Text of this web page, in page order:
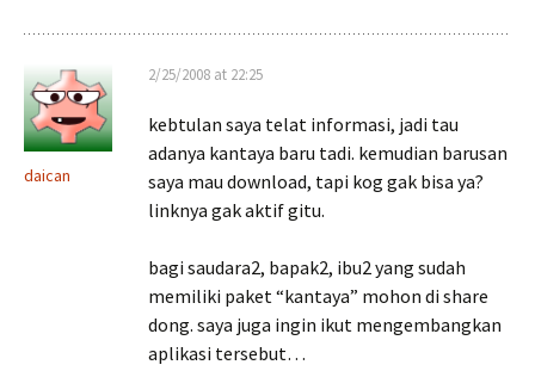
daican
2/25/2008 at 22:25
kebtulan saya telat informasi, jadi tau
adanya kantaya baru tadi. kemudian barusan
saya mau download, tapi kog gak bisa ya?
linknya gak aktif gitu.
bagi saudara2, bapak2, ibu2 yang sudah
memiliki paket “kantaya” mohon di share
dong. saya juga ingin ikut mengembangkan
aplikasi tersebut…